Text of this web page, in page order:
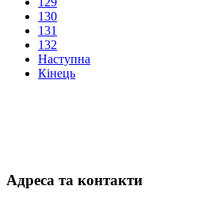
130
131
132
Наступна
Кінець
Адреса та контакти